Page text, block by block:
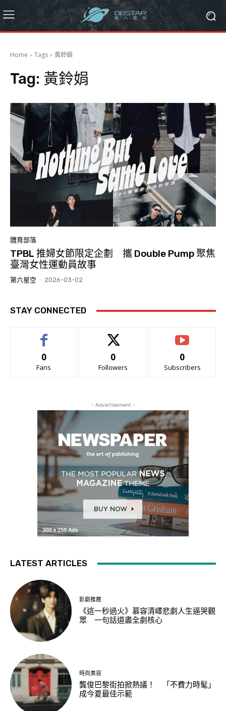
Home Tags 黃鈴娟
Tag: 黃鈴娟
體育部落
TPBL 推婦女節限定企劃 攜 Double Pump 聚焦
臺灣女性運動員故事
第六星空 - 2026-03-02
STAY CONNECTED
0
Fans
0
Followers
0
Subscribers
- Advertisement -
LATEST ARTICLES
影劇推薦
《這一秒過火》慕容清嶧悲劇人生逼哭觀
眾 一句話道盡全劇核心
時尚美容
龔俊巴黎街拍掀熱議！ 「不費力時髦」
成今夏最佳示範